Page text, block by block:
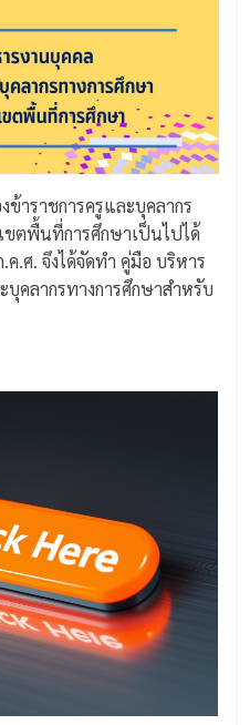
ข้าราชการครูและบุคลากร
ขตพื้นที่การศึกษาเป็นไปได้
ค.ศ. จึงได้จัดทำ คู่มือ บริหาร
บุคลากรทางการศึกษาสำหรับ